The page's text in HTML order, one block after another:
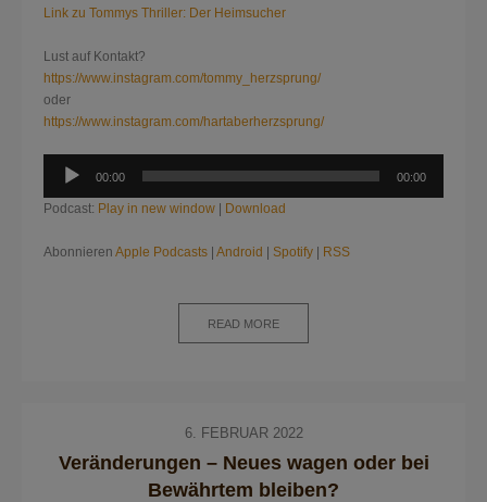
Link zu Tommys Thriller: Der Heimsucher
Lust auf Kontakt?
https://www.instagram.com/tommy_herzsprung/
oder
https://www.instagram.com/hartaberherzsprung/
Audio-
00:00 00:00
Podcast: Play in new window Download
Abonnieren Apple Podcasts Android Spotify RSS
READ MORE
6. FEBRUAR 2022
Veränderungen – Neues wagen oder bei
Bewährtem bleiben?